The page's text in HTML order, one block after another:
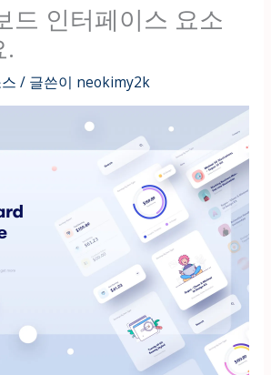
드 인터페이스 요소
.
/ 글쓴이 neokimy2k